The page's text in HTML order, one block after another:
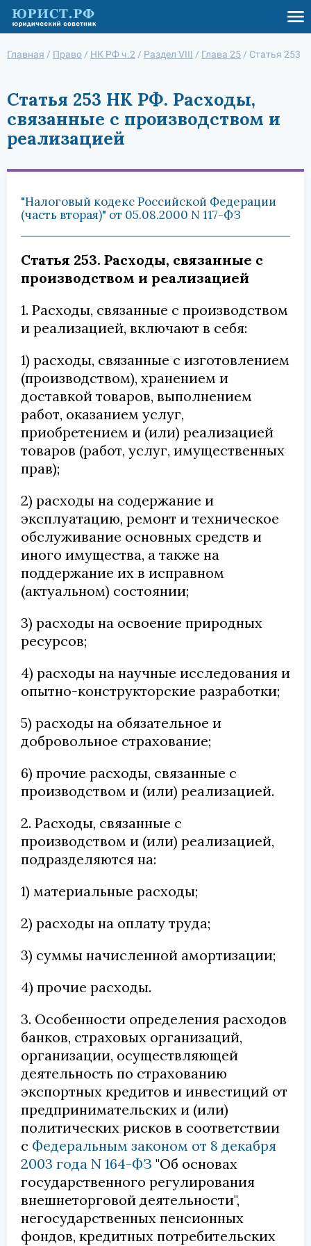
Главная / Право / НК РФ ч.2 / Раздел VIII / Глава 25 / Статья 253
Статья 253 НК РФ. Расходы,
связанные с производством и
реализацией
"Налоговый кодекс Российской Федерации
(часть вторая)" от 05.08.2000 N 117-ФЗ
Статья 253. Расходы, связанные с
производством и реализацией
1. Расходы, связанные с производством
и реализацией, включают в себя:
1) расходы, связанные с изготовлением
(производством), хранением и
доставкой товаров, выполнением
работ, оказанием услуг,
приобретением и (или) реализацией
товаров (работ, услуг, имущественных
прав);
2) расходы на содержание и
эксплуатацию, ремонт и техническое
обслуживание основных средств и
иного имущества, а также на
поддержание их в исправном
(актуальном) состоянии;
3) расходы на освоение природных
ресурсов;
4) расходы на научные исследования и
опытно-конструкторские разработки;
5) расходы на обязательное и
добровольное страхование;
6) прочие расходы, связанные с
производством и (или) реализацией.
2. Расходы, связанные с
производством и (или) реализацией,
подразделяются на:
1) материальные расходы;
2) расходы на оплату труда;
3) суммы начисленной амортизации;
4) прочие расходы.
3. Особенности определения расходов
банков, страховых организаций,
организации, осуществляющей
деятельность по страхованию
экспортных кредитов и инвестиций от
предпринимательских и (или)
политических рисков в соответствии
с Федеральным законом от 8 декабря
2003 года N 164-ФЗ "Об основах
государственного регулирования
внешнеторговой деятельности",
негосударственных пенсионных
фондов, кредитных потребительских